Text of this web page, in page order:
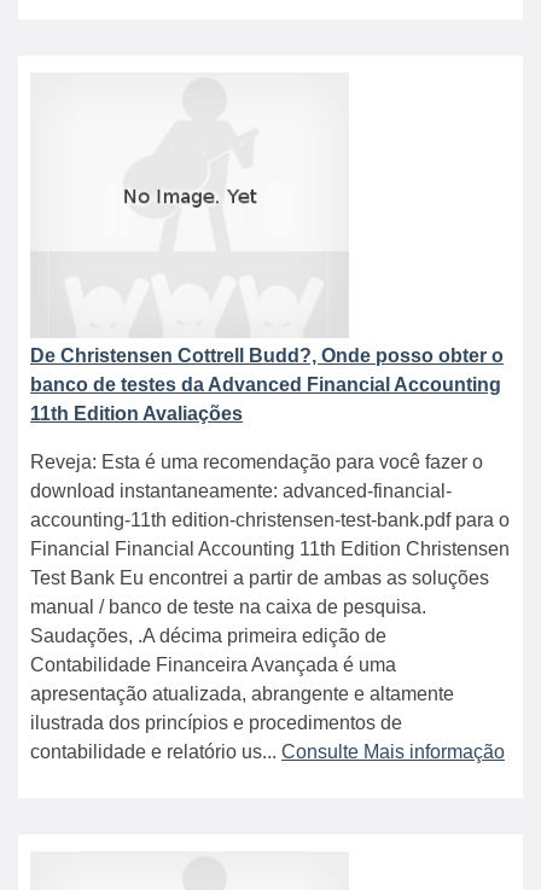
De Christensen Cottrell Budd?, Onde posso obter o
banco de testes da Advanced Financial Accounting
11th Edition Avaliações
Reveja: Esta é uma recomendação para você fazer o
download instantaneamente: advanced-financial-
accounting-11th edition-christensen-test-bank.pdf para o
Financial Financial Accounting 11th Edition Christensen
Test Bank Eu encontrei a partir de ambas as soluções
manual / banco de teste na caixa de pesquisa.
Saudações, .A décima primeira edição de
Contabilidade Financeira Avançada é uma
apresentação atualizada, abrangente e altamente
ilustrada dos princípios e procedimentos de
contabilidade e relatório us... Consulte Mais informação